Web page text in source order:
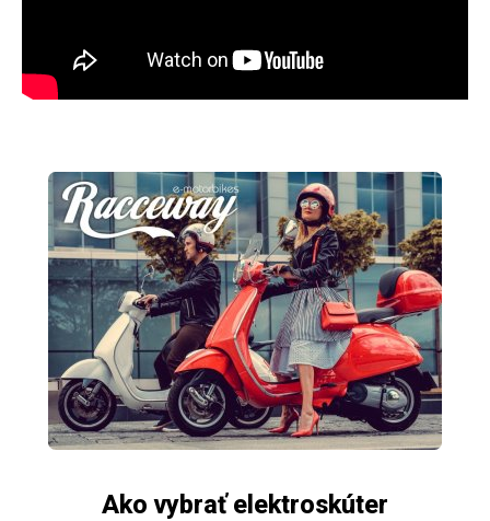
Ako vybrať elektroskúter